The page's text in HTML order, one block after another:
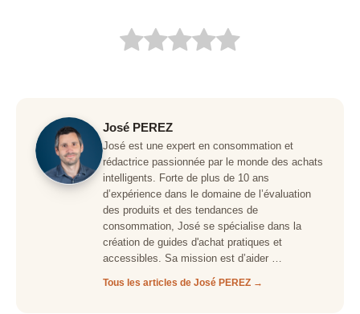
José PEREZ
José est une expert en consommation et
rédactrice passionnée par le monde des achats
intelligents. Forte de plus de 10 ans
d’expérience dans le domaine de l’évaluation
des produits et des tendances de
consommation, José se spécialise dans la
création de guides d'achat pratiques et
accessibles. Sa mission est d’aider …
Tous les articles de José PEREZ →